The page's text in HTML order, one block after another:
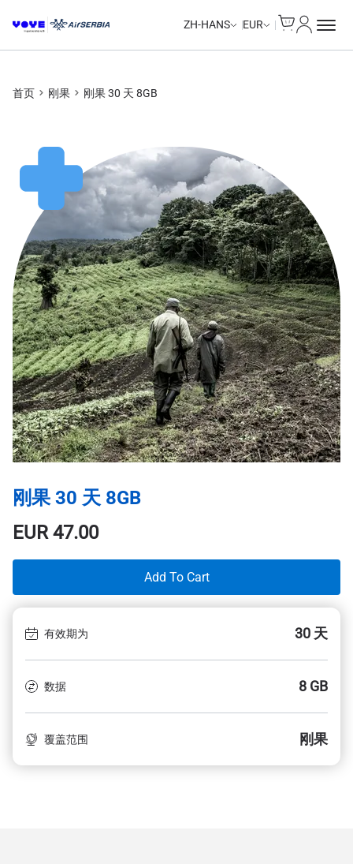
ZH-HANS EUR
首页 刚果 刚果 30 天 8GB
刚果 30 天 8GB
EUR47.00
Add To Cart
有效期为 30 天
数据 8 GB
覆盖范围 刚果